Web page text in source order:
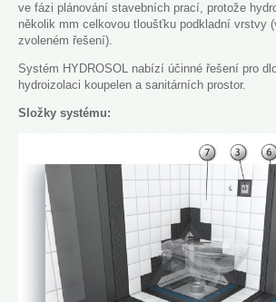
ve fázi plánování stavebních prací, protože
několik mm celkovou tloušťku podkladní vrstvy
zvoleném řešení).
Systém HYDROSOL nabízí účinné řešení pro
hydroizolaci koupelen a sanitárních prostor.
Složky systému: